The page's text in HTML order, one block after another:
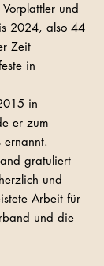
und
2024, also 44
Zeit
in
in
er zum
ernannt.
gratuliert
und
Arbeit für
und die